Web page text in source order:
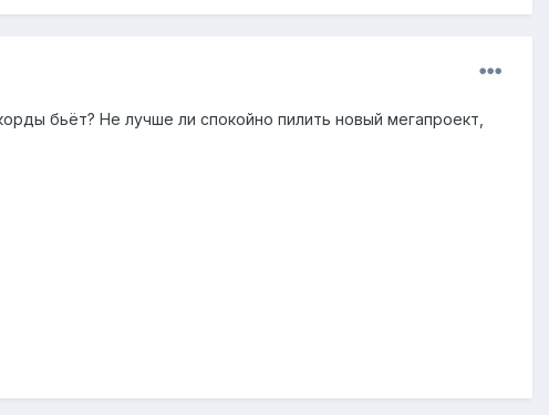
бьёт? Не лучше ли спокойно пилить новый мегапроект,